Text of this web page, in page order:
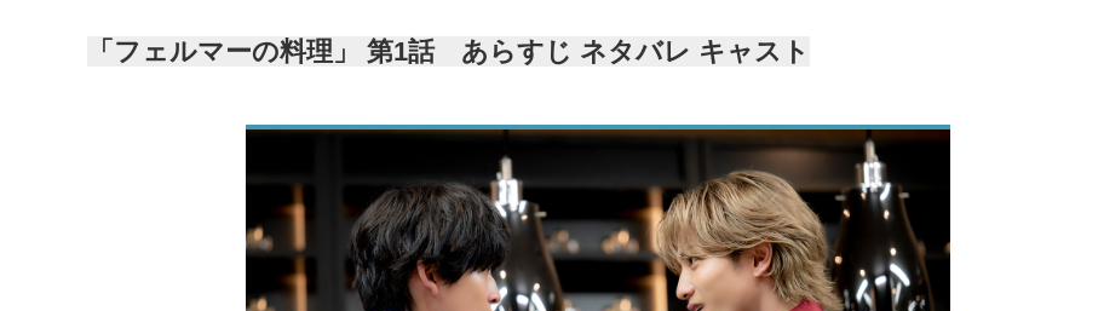
「フェルマーの料理」 第1話 あらすじ ネタバレ キャスト